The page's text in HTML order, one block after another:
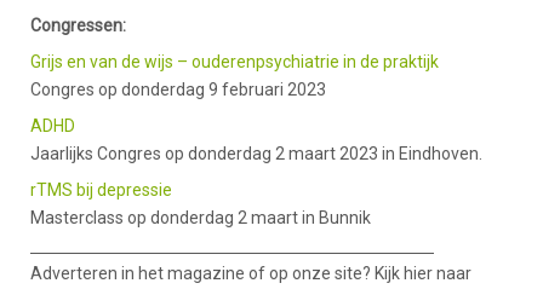
Congressen:
Grijs en van de wijs – ouderenpsychiatrie in de praktijk
Congres op donderdag 9 februari 2023
ADHD
Jaarlijks Congres op donderdag 2 maart 2023 in Eindhoven.
rTMS bij depressie
Masterclass op donderdag 2 maart in Bunnik
Adverteren in het magazine of op onze site? Kijk hier naar